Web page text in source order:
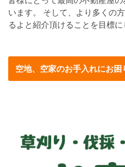
います。 そして、より多くの
るよと紹介頂けることを目標に
空地、空家のお手入れにお困